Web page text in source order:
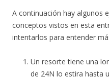
A continuación hay algunos
conceptos vistos en esta
intentarlos para entender
Un resorte tiene una
de 24N lo estira hasta